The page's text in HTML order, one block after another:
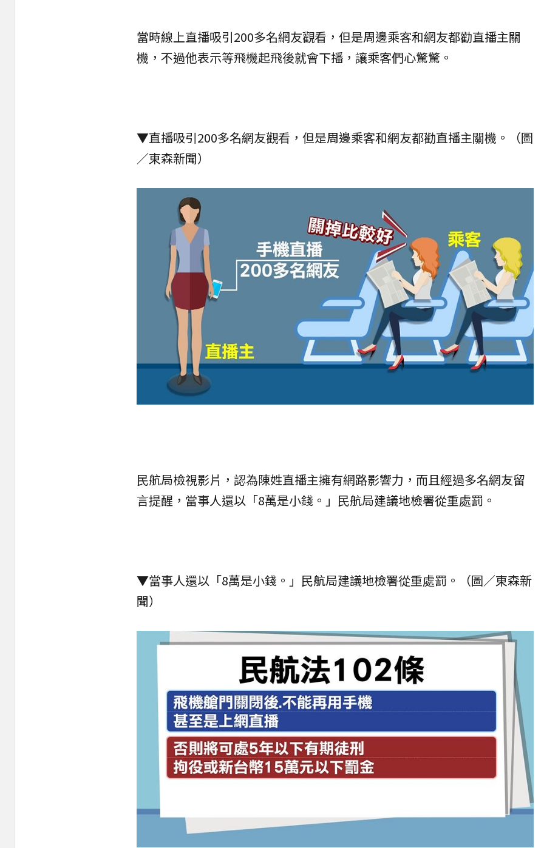
當時線上直播吸引200多名網友觀看，但是周邊乘客和網友都勸直播主關
機，不過他表示等飛機起飛後就會下播，讓乘客們心驚驚。
▼直播吸引200多名網友觀看，但是周邊乘客和網友都勸直播主關機。（圖
／東森新聞）
民航局檢視影片，認為陳姓直播主擁有網路影響力，而且經過多名網友留
言提醒，當事人還以「8萬是小錢。」民航局建議地檢署從重處罰。
▼當事人還以「8萬是小錢。」民航局建議地檢署從重處罰。（圖／東森新
聞）